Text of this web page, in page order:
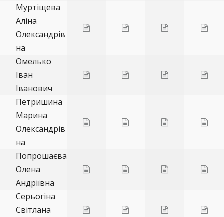
Муртіщева
Аліна
Олександрів
на
Омелько
Іван
Іванович
Петришина
Марина
Олександрів
на
Попрошаєва
Олена
Андріївна
Серьогіна
Світлана